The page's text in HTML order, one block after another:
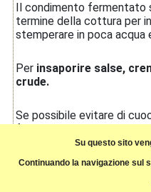
Su questo sito
Continuando la navigazione sul
Il condimento fermentato
termine della cottura per
stemperare in poca acqua
Per insaporire salse,
crude.
Se possibile evitare di
Conservare al fresco,